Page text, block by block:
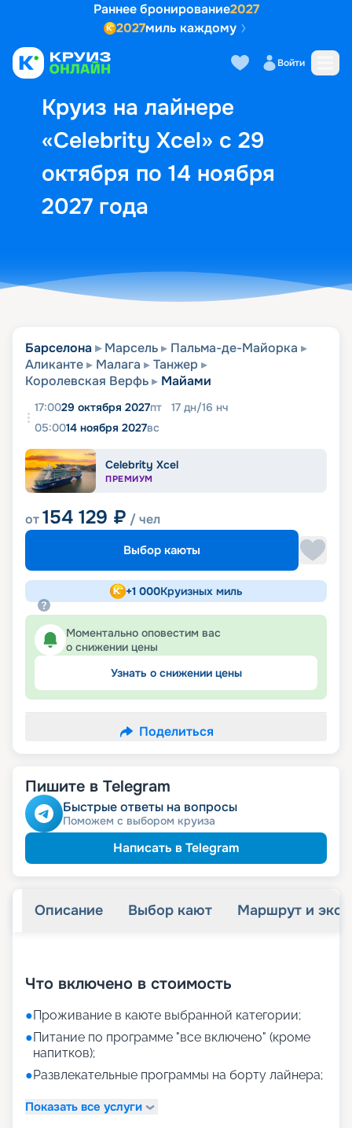
Раннее бронирование2027
2027миль каждому
Войти
Круиз на лайнере
«Celebrity Xcel» с 29
октября по 14 ноября
2027 года
Выбор кают Маршрут и
Барселона Марсель
Пальма-де-Майорка
Аликанте
Малага
Танжер
Королевская Верфь
Майами
17:0029 октября 2027пт 17 дн/16 нч
05:0014 ноября 2027вс
Celebrity Xcel
ПРЕМИУМ
от154 129 ₽ / чел
Выбор каюты
+1 000Круизных миль
Моментально оповестим вас
о снижении цены
Узнать о снижении цены
Поделиться
Пишите в Telegram
Быстрые ответы на вопросы
Поможем с выбором круиза
Написать в Telegram
Описание Выбор кают Маршрут и
Что включено в стоимость
●Проживание в каюте выбранной категории;
●Питание по программе "все включено" (кроме
напитков);
●Развлекательные программы на борту лайнера;
Показать все услуги